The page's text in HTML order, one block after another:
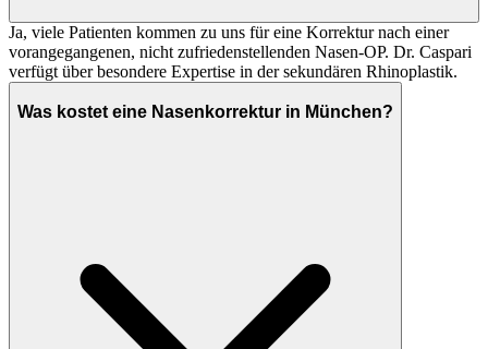
Ja, viele Patienten kommen zu uns für eine Korrektur nach einer
vorangegangenen, nicht zufriedenstellenden Nasen-OP. Dr. Caspari
verfügt über besondere Expertise in der sekundären Rhinoplastik.
Was kostet eine Nasenkorrektur in München?